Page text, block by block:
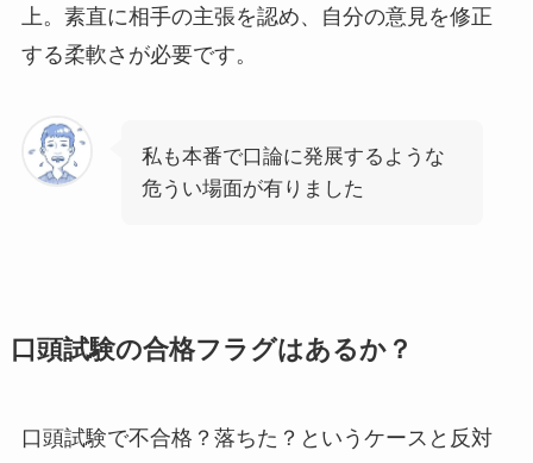
上。素直に相手の主張を認め、自分の意見を修正
する柔軟さが必要です。
私も本番で口論に発展するような
危うい場面が有りました
口頭試験の合格フラグはあるか？
口頭試験で不合格？落ちた？というケースと反対